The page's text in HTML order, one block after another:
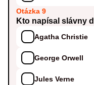
Otázka 9
Kto napísal slávny
Agatha Christie
George Orwell
Jules Verne